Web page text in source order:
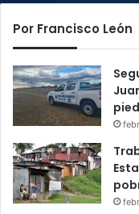
Por Francisco León